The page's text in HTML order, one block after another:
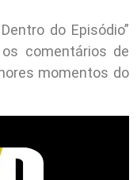
do Episódio”
comentários de
momentos do